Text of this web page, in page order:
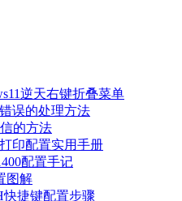
逆天右键折叠菜单
误的处理方法
的方法
印配置实用手册
配置手记
图解
捷键配置步骤